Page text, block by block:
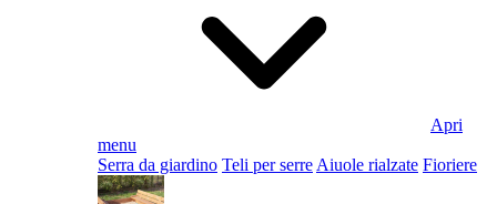
Apri
menu
Serra da giardino Teli per serre Aiuole rialzate Fioriere